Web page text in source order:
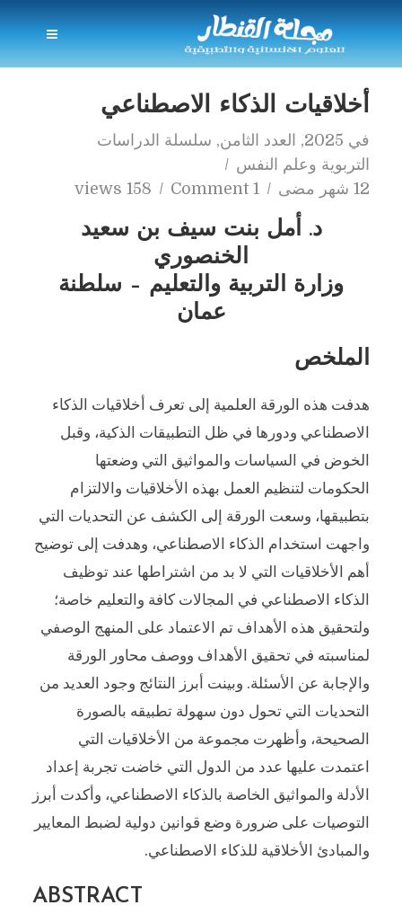
أخلاقيات الذكاء الاصطناعي
في 2025
, العدد الثامن, سلسلة الدراسات
التربوية وعلم النفس
12 شهر مضى
1 Comment
158 views
د. أمل بنت سيف بن سعيد
الخنصوري
وزارة التربية والتعليم – سلطنة
عمان
الملخص
هدفت هذه الورقة العلمية إلى تعرف أخلاقيات الذكاء
الاصطناعي ودورها في ظل التطبيقات الذكية، وقبل
الخوض في السياسات والمواثيق التي وضعتها
الحكومات لتنظيم العمل بهذه الأخلاقيات والالتزام
بتطبيقها، وسعت الورقة إلى الكشف عن التحديات التي
واجهت استخدام الذكاء الاصطناعي، وهدفت إلى توضيح
أهم الأخلاقيات التي لا بد من اشتراطها عند توظيف
الذكاء الاصطناعي في المجالات كافة والتعليم خاصة؛
ولتحقيق هذه الأهداف تم الاعتماد على المنهج الوصفي
لمناسبته في تحقيق الأهداف ووصف محاور الورقة
والإجابة عن الأسئلة. وبينت أبرز النتائج وجود العديد من
التحديات التي تحول دون سهولة تطبيقه بالصورة
الصحيحة، وأظهرت مجموعة من الأخلاقيات التي
اعتمدت عليها عدد من الدول التي خاضت تجربة إعداد
الأدلة والمواثيق الخاصة بالذكاء الاصطناعي، وأكدت أبرز
التوصيات على ضرورة وضع قوانين دولية لضبط المعايير
والمبادئ الأخلاقية للذكاء الاصطناعي.
ABSTRACT